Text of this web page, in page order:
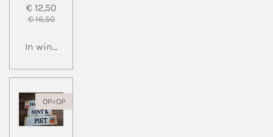
€ 12,50
€ 16,50
In winkelwagen
OP=OP